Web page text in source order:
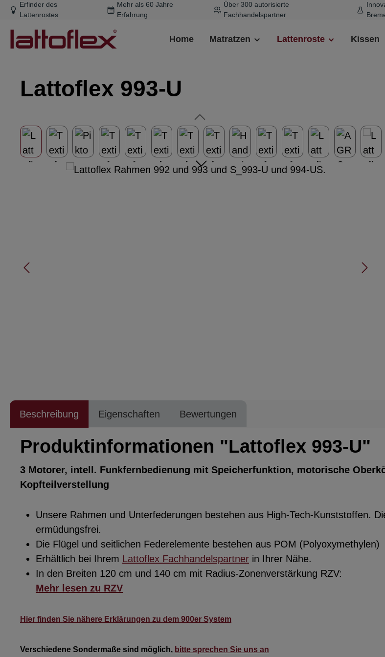
Hauptinhalt springen
Zur Suche springen
Zur Hauptnavigation springen
Erfinder des
Lattenrostes
Mehr als 60 Jahre
Erfahrung
Über 300 autorisierte
Fachhandelspartner
Home Matratzen Lattenroste Kissen
Lattoflex 993-U
Bildergalerie überspringen
Beschreibung Eigenschaften Bewertungen
Produktinformationen "Lattoflex 993-U"
3 Motorer, intell. Funkfernbedienung mit Speicherfunktion, motorische
Kopfteilverstellung
Unsere Rahmen und Unterfederungen bestehen aus High-Tech-Kunststoffen.
ermüdungsfrei.
Die Flügel und seitlichen Federelemente bestehen aus POM (Polyoxymethylen)
Erhältlich bei Ihrem Lattoflex Fachhandelspartner in Ihrer Nähe.
In den Breiten 120 cm und 140 cm mit Radius-Zonenverstärkung RZV:
Mehr lesen zu RZV
Hier finden Sie nähere Erklärungen zu dem 900er System
Verschiedene Sondermaße sind möglich, bitte sprechen Sie uns an